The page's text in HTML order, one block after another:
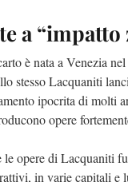
a “impatto
è nata a Venezia
stesso Lacquaniti
ipocrita di molti
opere
opere di Lacquaniti
in varie capitali e